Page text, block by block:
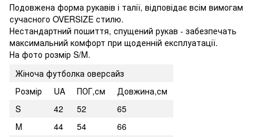
Подовжена форма рукавів і талії, відповідає всім вимогам
сучасного OVERSIZE стилю.
Нестандартний пошиття, спущений рукав - забезпечать
максимальний комфорт при щоденній експлуатації.
На фото розмір S/M.
Жіноча футболка оверсайз
Розмір
UA ПОГ,см
Довжина,см
S
42 52
65
M
44 54
66